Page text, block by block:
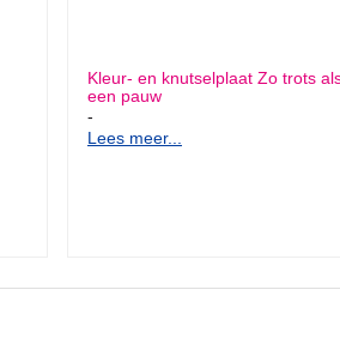
Kleur- en knutselplaat Zo trots
een pauw
-
Lees meer...